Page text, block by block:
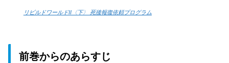
リビルドワールドII〈下〉 死後報復依頼プログラム
前巻からのあらすじ